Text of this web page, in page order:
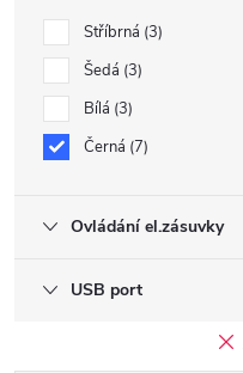
Stříbrná 3
Šedá 3
Bílá 3
Černá 7
Ovládání el.zásuvky
USB port